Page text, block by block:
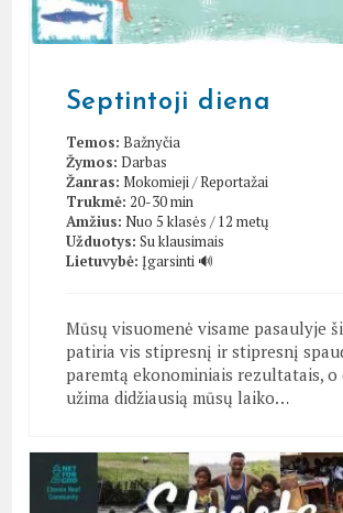
Septintoji diena
Temos: Bažnyčia
Žymos: Darbas
Žanras: Mokomieji/Reportažai
Trukmė: 20-30 min
Amžius: Nuo 5 klasės / 12 metų
Užduotys: Su klausimais
Lietuvybė: Įgarsinti 🔊
Mūsų visuomenė visame pasaulyje
patiria vis stipresnį ir stipresnį
paremtą ekonominiais rezultatais, o
užima didžiausią mūsų laiko…